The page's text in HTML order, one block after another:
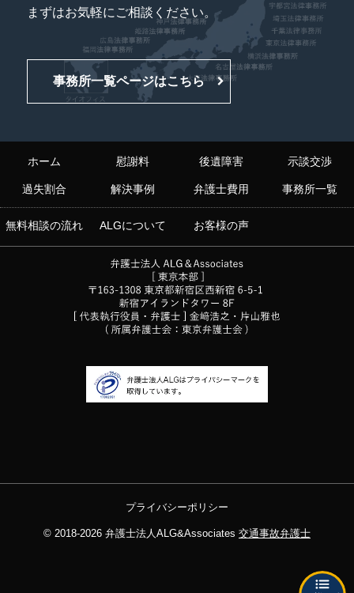
まずはお気軽にご相談ください。
事務所一覧ページはこちら
ホーム 慰謝料 後遺障害 示談交渉
過失割合 解決事例 弁護士費用 事務所一覧
無料相談の流れ ALGについて お客様の声
プライバシーポリシー
© 2018-2026 弁護士法人ALG&Associates 交通事故弁護士